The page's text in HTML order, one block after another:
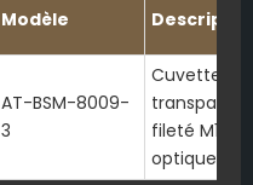
Modèle
AT-BSM-8009-
3
Cuvette à
fileté M10
optique,